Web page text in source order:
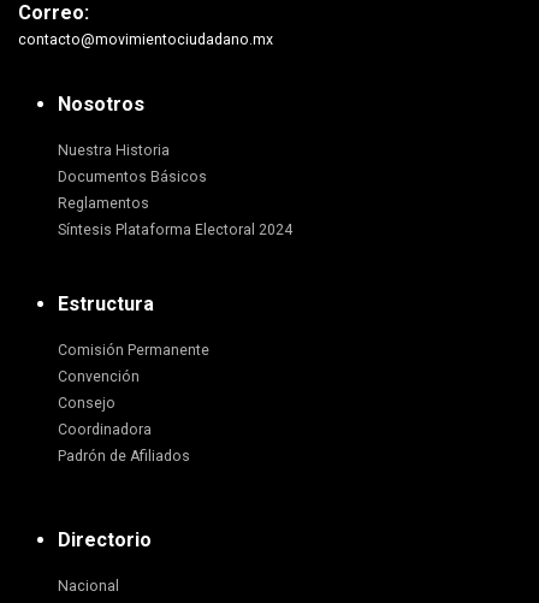
Correo:
contacto@movimientociudadano.mx
Nosotros
Nuestra Historia
Documentos Básicos
Reglamentos
Síntesis Plataforma Electoral 2024
Estructura
Comisión Permanente
Convención
Consejo
Coordinadora
Padrón de Afiliados
Directorio
Nacional